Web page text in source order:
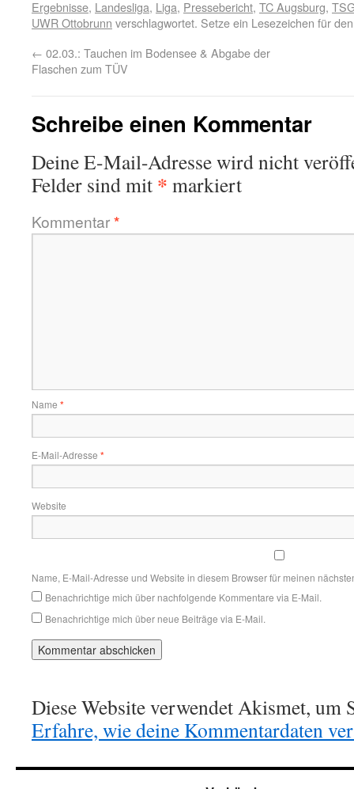
Ergebnisse, Landesliga, Liga, Pressebericht, TC Augsburg,
UWR Ottobrunn verschlagwortet. Setze ein Lesezeichen für
← 02.03.: Tauchen im Bodensee & Abgabe der
Flaschen zum TÜV
Schreibe einen Kommentar
Deine E-Mail-Adresse wird nicht
Felder sind mit * markiert
Kommentar*
Name *
E-Mail-Adresse *
Website
Name, E-Mail-Adresse und Website in diesem Browser für meinen
Benachrichtige mich über nachfolgende Kommentare via E-Mail.
Benachrichtige mich über neue Beiträge via E-Mail.
Diese Website verwendet Akismet, um
Erfahre, wie deine Kommentardaten